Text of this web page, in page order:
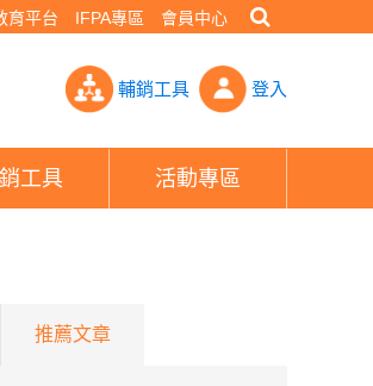
育平台 IFPA專區 會員中心
單- PHEW!好險網
輔銷工具 登入
工具 活動專區
推薦文章